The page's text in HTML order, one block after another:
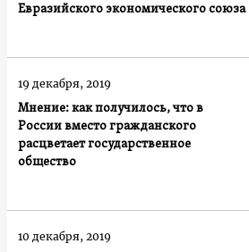
Евразийского экономического союза
Мнение: как получилось, что в
России вместо гражданского
расцветает государственное
общество
19 декабря, 2019
10 декабря, 2019